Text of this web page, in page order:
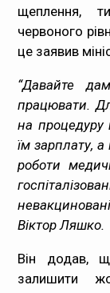
Статистика
Документи
Контакти
Карта сайта
щеплення,
червоного
це заявив
“Давайте
працювати.
на
їм зарплату,
роботи
Віктор Ляшко.
Він додав,
залишити